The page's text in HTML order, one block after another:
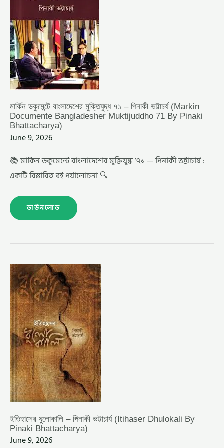
মার্কিন ডকুমেন্টে বাংলাদেশের মুক্তিযুদ্ধ ৭১ – পিনাকী ভট্টাচর্য (Markin
Documente Bangladesher Muktijuddho 71 By Pinaki
Bhattacharya)
June 9, 2026
📚 মার্কিন ডকুমেন্টে বাংলাদেশের মুক্তিযুদ্ধ ’৭১ — পিনাকী ভট্টাচার্য :
একটি বিস্তারিত বই পর্যালোচনা 🔍
(MARKIN
DOCUMENTE
BANGLADESHER
MUKTIJUDDHO
71
BY
PINAKI
BHATTACHARYA)
ডাউনলোড
ইতিহাসের ধুলোকালি – পিনাকী ভট্টাচার্য (Itihaser Dhulokali By
Pinaki Bhattacharya)
June 9, 2026
ইতিহাসের
ধুলোকালি
–
পিনাকী
ভট্টাচার্য
(ITIHASER
DHULOKALI
BY
PINAKI
BHATTACHARYA)